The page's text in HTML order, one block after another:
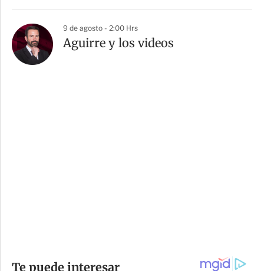
9 de agosto - 2:00 Hrs
Aguirre y los videos